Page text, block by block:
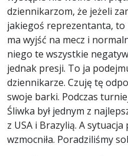
dziennikarzom, że jeżeli
jakiegoś reprezentanta, to
ma wyjść na mecz i
niego te wszystkie
jednak presji. To ja
dziennikarze. Czuję tę
swoje barki. Podczas
Śliwka był jednym z
z USA i Brazylią. A
wzmocniła. Poradziliśmy